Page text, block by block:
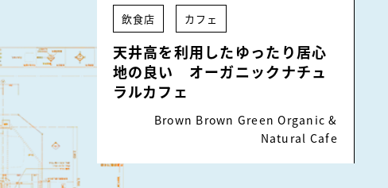
飲食店 カフェ
天井高を利用したゆったり居心
地の良い オーガニックナチュ
ラルカフェ
Brown Brown Green Organic &
Natural Cafe